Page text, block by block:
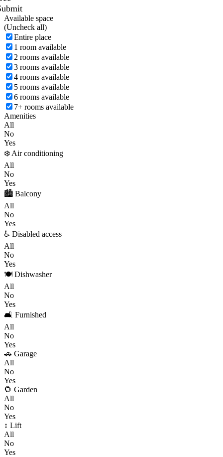
Available space
(Uncheck all)
Entire place
1 room available
2 rooms available
3 rooms available
4 rooms available
5 rooms available
6 rooms available
7+ rooms available
Amenities
All
No
Yes
❄️ Air conditioning
All
No
Yes
🏙️ Balcony
All
No
Yes
♿ Disabled access
All
No
Yes
🍽️ Dishwasher
All
No
Yes
🛋️ Furnished
All
No
Yes
🚗 Garage
All
No
Yes
🌻 Garden
All
No
Yes
↕️ Lift
All
No
Yes